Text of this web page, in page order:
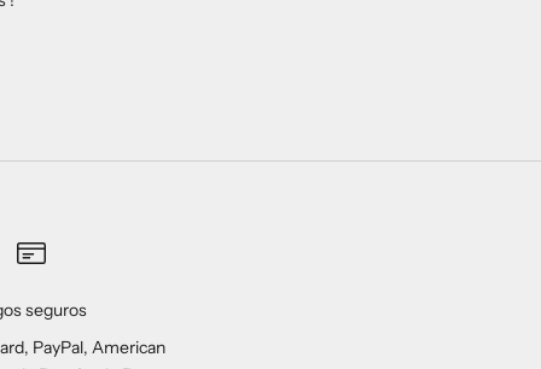
seguros
PayPal, American